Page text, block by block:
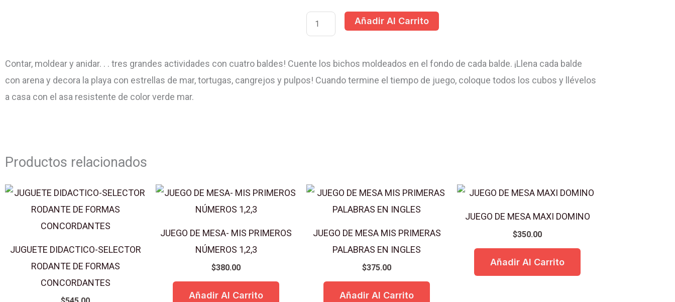
DE
BALDES
DE
PLAYA
Añadir Al Carrito
Contar, moldear y anidar. . . tres grandes actividades con cuatro baldes! Cuente los bichos moldeados en el fondo de cada balde. ¡Llena cada balde
con arena y decora la playa con estrellas de mar, tortugas, cangrejos y pulpos! Cuando termine el tiempo de juego, coloque todos los cubos y llévelos
a casa con el asa resistente de color verde mar.
Productos relacionados
JUGUETE DIDACTICO-SELECTOR
RODANTE DE FORMAS
CONCORDANTES
JUEGO DE MESA- MIS PRIMEROS
NÚMEROS 1,2,3
$380.00
Añadir Al Carrito
JUEGO DE MESA MIS PRIMERAS
PALABRAS EN INGLES
$375.00
Añadir Al Carrito
JUEGO DE MESA MAXI DOMINO
$350.00
Añadir Al Carrito